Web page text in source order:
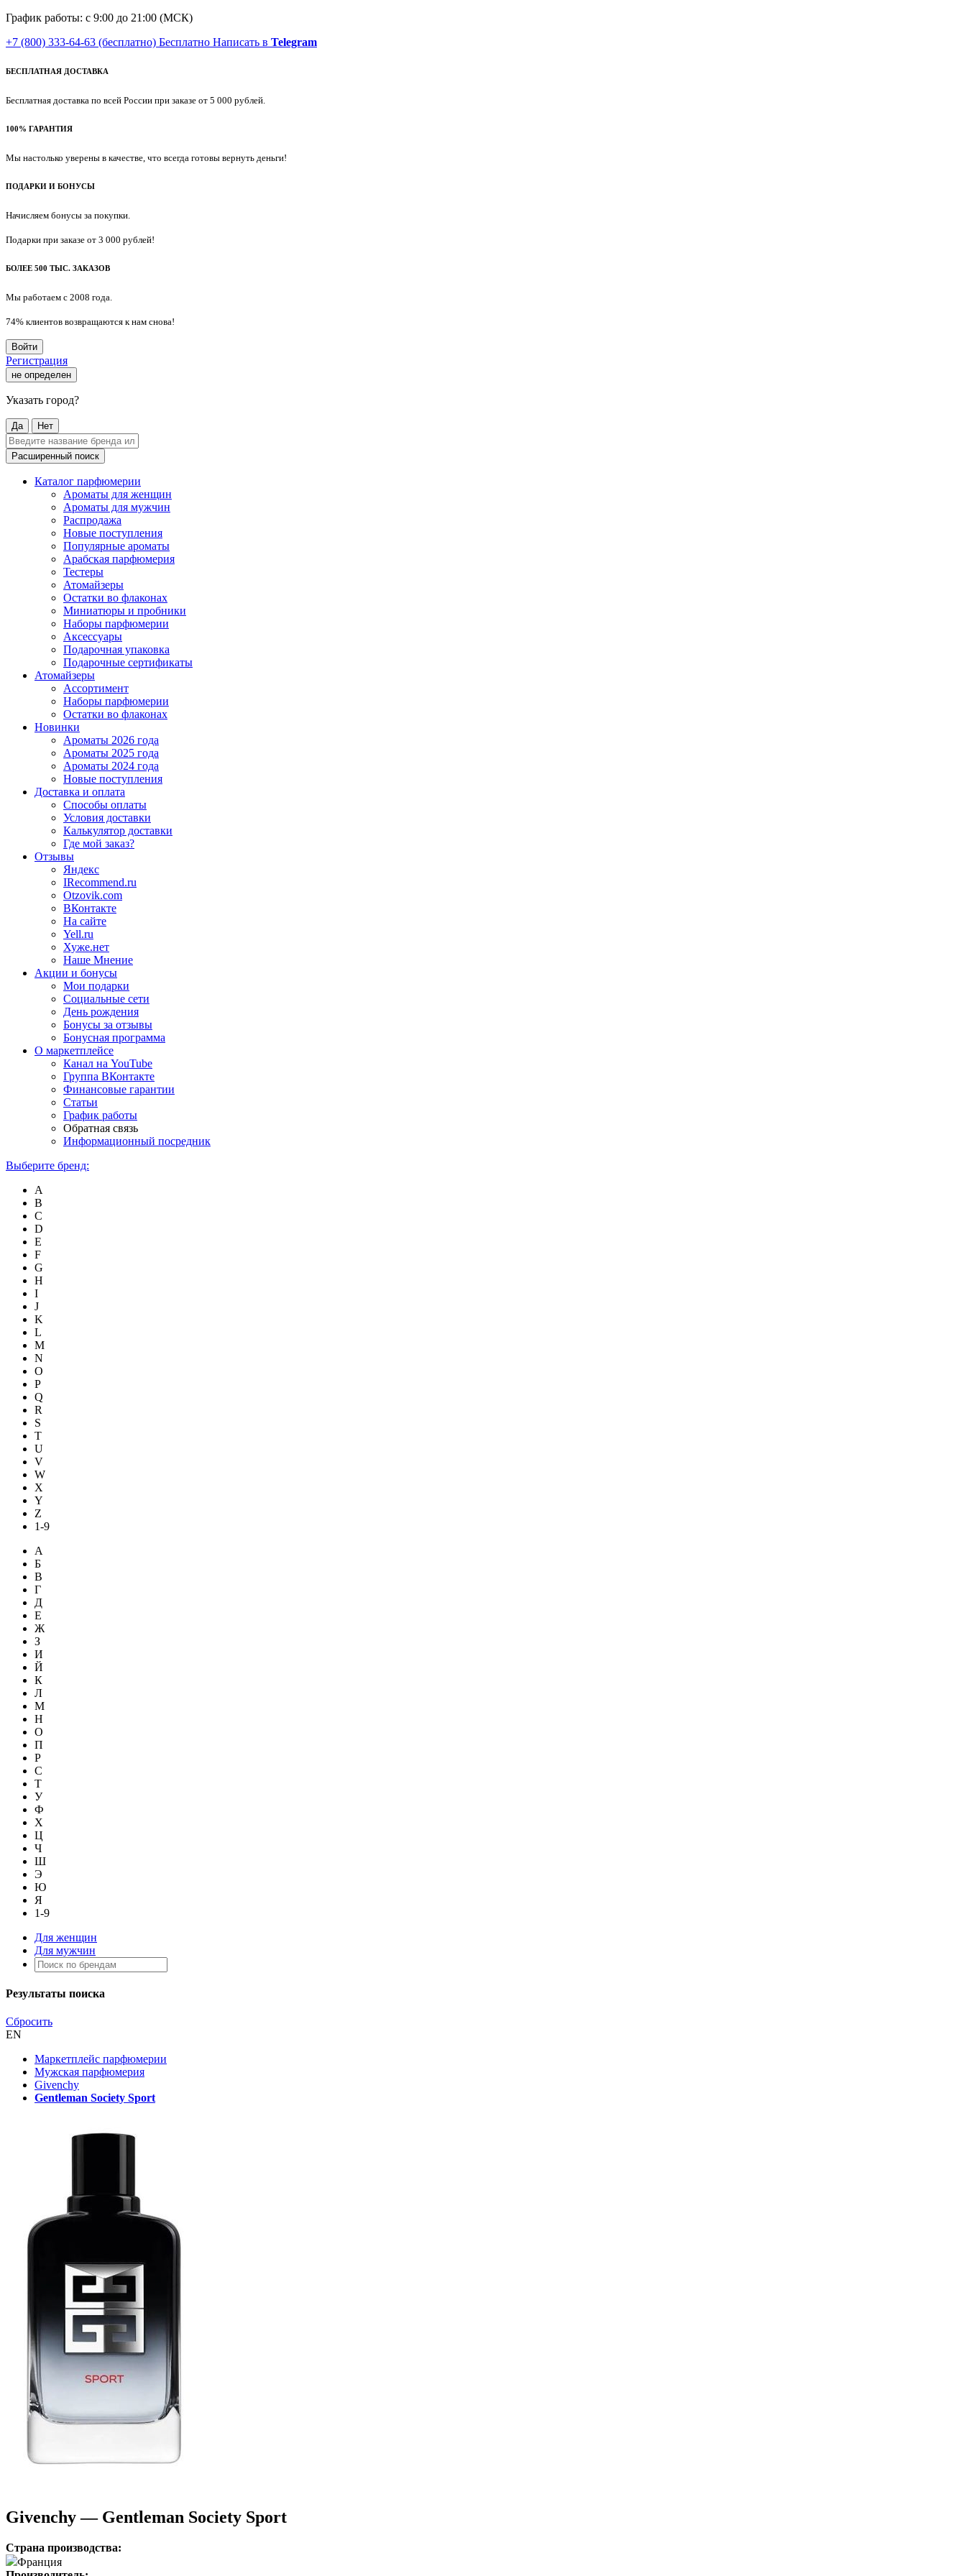
График работы: с 9:00 до 21:00 (МСК)
+7 (800) 333-64-63 (бесплатно) Бесплатно Написать в Telegram
БЕСПЛАТНАЯ ДОСТАВКА
Бесплатная доставка по всей России при заказе от 5 000 рублей.
100% ГАРАНТИЯ
Мы настолько уверены в качестве, что всегда готовы вернуть деньги!
ПОДАРКИ И БОНУСЫ
Начисляем бонусы за покупки.
Подарки при заказе от 3 000 рублей!
БОЛЕЕ 500 ТЫС. ЗАКАЗОВ
Мы работаем с 2008 года.
74% клиентов возвращаются к нам снова!
Войти
Регистрация
не определен
Указать город?
Да Нет
Расширенный поиск
Каталог парфюмерии
Ароматы для женщин
Ароматы для мужчин
Распродажа
Новые поступления
Популярные ароматы
Арабская парфюмерия
Тестеры
Атомайзеры
Остатки во флаконах
Миниатюры и пробники
Наборы парфюмерии
Аксессуары
Подарочная упаковка
Подарочные сертификаты
Атомайзеры
Ассортимент
Наборы парфюмерии
Остатки во флаконах
Новинки
Ароматы 2026 года
Ароматы 2025 года
Ароматы 2024 года
Новые поступления
Доставка и оплата
Способы оплаты
Условия доставки
Калькулятор доставки
Где мой заказ?
Отзывы
Яндекс
IRecommend.ru
Otzovik.com
ВКонтакте
На сайте
Yell.ru
Хуже.нет
Наше Мнение
Акции и бонусы
Мои подарки
Социальные сети
День рождения
Бонусы за отзывы
Бонусная программа
О маркетплейсе
Канал на YouTube
Группа ВКонтакте
Финансовые гарантии
Статьи
График работы
Обратная связь
Информационный посредник
Выберите бренд:
A
B
C
D
E
F
G
H
I
J
K
L
M
N
O
P
Q
R
S
T
U
V
W
X
Y
Z
1-9
А
Б
В
Г
Д
Е
Ж
З
И
Й
К
Л
М
Н
О
П
Р
С
Т
У
Ф
Х
Ц
Ч
Ш
Э
Ю
Я
1-9
Для женщин
Для мужчин
Результаты поиска
Сбросить
EN
Маркетплейс парфюмерии
Мужская парфюмерия
Givenchy
Gentleman Society Sport
Givenchy — Gentleman Society Sport
Страна производства:
Франция